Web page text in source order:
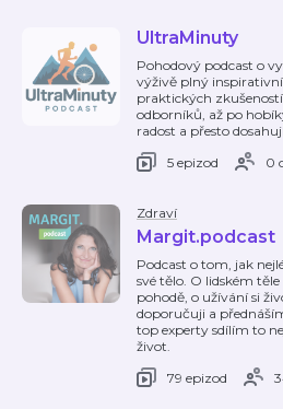
UltraMinuty
Pohodový podcast o
výživě plný
praktických
odborníků, až po
radost a přesto
5 epizod
0
Zdraví
Margit.podcast
Podcast o tom, jak
své tělo. O lidském
pohodě, o užívání si
doporučuji a
top experty sdílím to
život.
79 epizod